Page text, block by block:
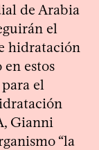
de Arabia
el
hidratación
estos
el
Gianni
“la